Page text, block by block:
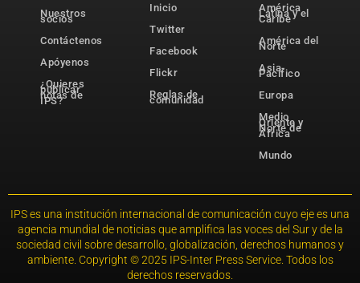
Nuestros
socios
Contáctenos
Apóyenos
¿Quieres
publicar
notas de
IPS?
Inicio
Twitter
Facebook
Flickr
Reglas de
comunidad
América
Latina y el
Caribe
América del
Norte
Asia-
Pacífico
Europa
Medio
Oriente y
Norte de
África
Mundo
IPS es una institución internacional de comunicación cuyo eje es una
agencia mundial de noticias que amplifica las voces del Sur y de la
sociedad civil sobre desarrollo, globalización, derechos humanos y
ambiente. Copyright © 2025 IPS-Inter Press Service. Todos los
derechos reservados.